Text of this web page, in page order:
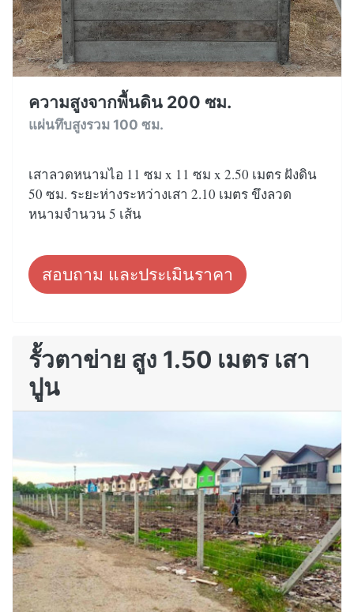
ความสูงจากพื้นดิน 200 ซม.
แผ่นทึบสูงรวม 100 ซม.
เสาลวดหนามไอ 11 ซม x 11 ซม x 2.50 เมตร ฝังดิน
50 ซม. ระยะห่างระหว่างเสา 2.10 เมตร ขึงลวด
หนามจำนวน 5 เส้น
สอบถาม และประเมินราคา
รั้วตาข่าย สูง 1.50 เมตร เสา
ปูน